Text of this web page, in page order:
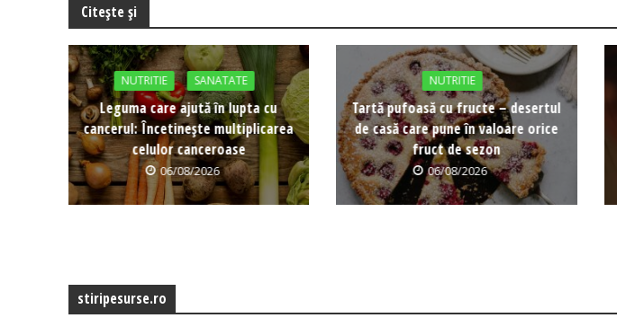
Citește și
NUTRITIE SANATATE
Leguma care ajută în lupta cu
cancerul: Încetinește multiplicarea
celulor canceroase
06/08/2026
NUTRITIE
Tartă pufoasă cu fructe – desertul
de casă care pune în valoare orice
fruct de sezon
06/08/2026
stiripesurse.ro